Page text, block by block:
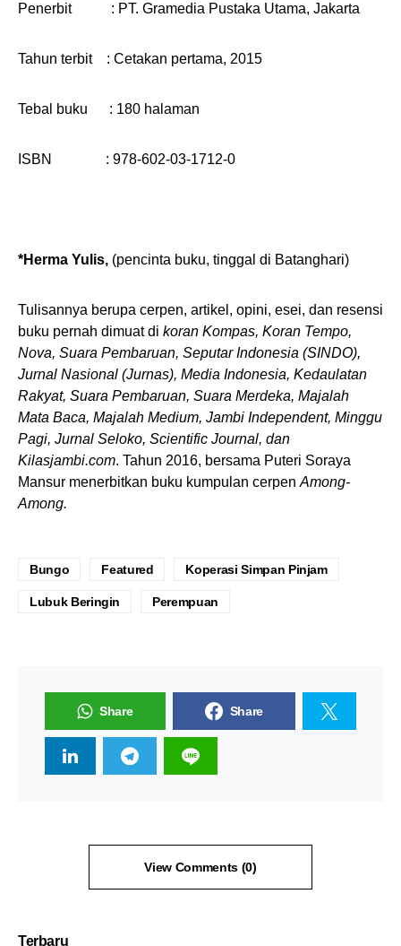
Penerbit : PT. Gramedia Pustaka Utama, Jakarta
Tahun terbit : Cetakan pertama, 2015
Tebal buku : 180 halaman
ISBN : 978-602-03-1712-0
*Herma Yulis, (pencinta buku, tinggal di Batanghari)
Tulisannya berupa cerpen, artikel, opini, esei, dan resensi
buku pernah dimuat di koran Kompas, Koran Tempo,
Nova, Suara Pembaruan, Seputar Indonesia (SINDO),
Jurnal Nasional (Jurnas), Media Indonesia, Kedaulatan
Rakyat, Suara Pembaruan, Suara Merdeka, Majalah
Mata Baca, Majalah Medium, Jambi Independent, Minggu
Pagi, Jurnal Seloko, Scientific Journal, dan
Kilasjambi.com. Tahun 2016, bersama Puteri Soraya
Mansur menerbitkan buku kumpulan cerpen Among-
Among.
Bungo Featured Koperasi Simpan Pinjam
Lubuk Beringin Perempuan
Share Share
View Comments (0)
Terbaru